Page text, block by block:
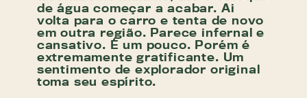
de água começar a acabar. Ai
volta para o carro e tenta de novo
em outra região. Parece infernal e
cansativo. É um pouco. Porém é
extremamente gratificante. Um
sentimento de explorador original
toma seu espírito.